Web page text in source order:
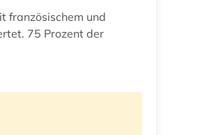
französischem und
75 Prozent der